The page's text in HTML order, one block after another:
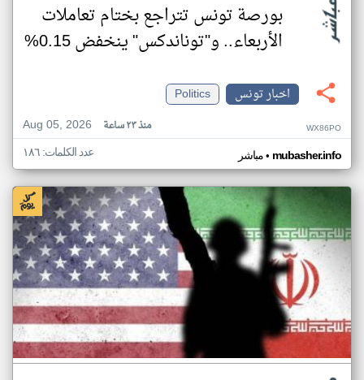
بورصة تونس تتراجع بختام تعاملات
الأربعاء.. و"توناندكس" ينخفض 0.15%
اخبار تونس
Politics
Aug 05, 2026
منذ ٢٣ ساعة WX86PO
مباشر• mubasher.info عدد الكلمات: ١٨٦